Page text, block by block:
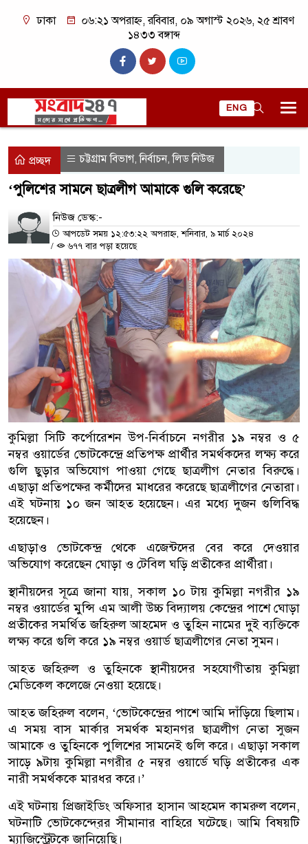
ঢাকা
০৬:২১ অপরাহ্ন, রবিবার, ০৯ অগাস্ট ২০২৬, ২৫ শ্রাবণ
১৪৩৩ বঙ্গাব্দ
ENG
প্রচ্ছদ চট্টগ্রাম বিভাগ,নির্বাচন,লিড নিউজ
‘পুলিশের সামনে ছাত্রলীগ আমাকে গুলি করেছে’
নিউজ ডেস্ক:-
আপডেট সময় ১২:৫৩:২২ অপরাহ্ন, শনিবার, ৯ মার্চ ২০২৪
/
৬৭৭ বার পড়া হয়েছে
কুমিল্লা সিটি কর্পোরেশন উপ-নির্বাচনে নগরীর ১৯ নম্বর ও ৫
নম্বর ওয়ার্ডের ভোটকেন্দ্রে প্রতিপক্ষ প্রার্থীর সমর্থকদের লক্ষ্য করে
গুলি ছুড়ার অভিযোগ পাওয়া গেছে ছাত্রলীগ নেতার বিরুদ্ধে।
এছাড়া প্রতিপক্ষের কর্মীদের মাধরের করেছে ছাত্রলীগের নেতারা।
এই ঘটনায় ১০ জন আহত হয়েছেন। এর মধ্যে দুজন গুলিবিদ্ধ
হয়েছেন।
এছাড়াও ভোটকেন্দ্র থেকে এজেন্টদের বের করে দেওয়ার
অভিযোগ করেছেন ঘোড়া ও টেবিল ঘড়ি প্রতীকের প্রার্থীরা।
স্থানীয়দের সূত্রে জানা যায়, সকাল ১০ টায় কুমিল্লা নগরীর ১৯
নম্বর ওয়ার্ডের মুন্সি এম আলী উচ্চ বিদ্যালয় কেন্দ্রের পাশে ঘোড়া
প্রতীকের সমর্থিত জহিরুল আহমেদ ও তুহিন নামের দুই ব্যক্তিকে
লক্ষ্য করে গুলি করে ১৯ নম্বর ওয়ার্ড ছাত্রলীগের নেতা সুমন।
আহত জহিরুল ও তুহিনকে স্থানীয়দের সহযোগীতায় কুমিল্লা
মেডিকেল কলেজে নেওয়া হয়েছে।
আহত জহিরুল বলেন, ‘ভোটকেন্দ্রের পাশে আমি দাঁড়িয়ে ছিলাম।
এ সময় বাস মার্কার সমর্থক মহানগর ছাত্রলীগ নেতা সুজন
আমাকে ও তুহিনকে পুলিশের সামনেই গুলি করে। এছাড়া সকাল
সাড়ে ৯টায় কুমিল্লা নগরীর ৫ নম্বর ওয়ার্ডে ঘড়ি প্রতীকের এক
নারী সমর্থককে মারধর করে।’
এই ঘটনায় প্রিজাইডিং অফিসার হাসান আহমেদ কামরুল বলেন,
ঘটনাটি ভোটকেন্দে্রর সীমানার বাহিরে ঘটেছে। আমি বিষয়টি
ম্যাজিস্ট্রেটকে জানিয়েছি।